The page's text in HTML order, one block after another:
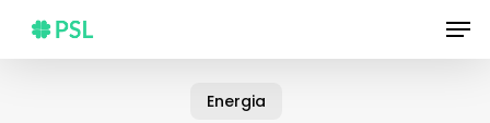
main
Energia